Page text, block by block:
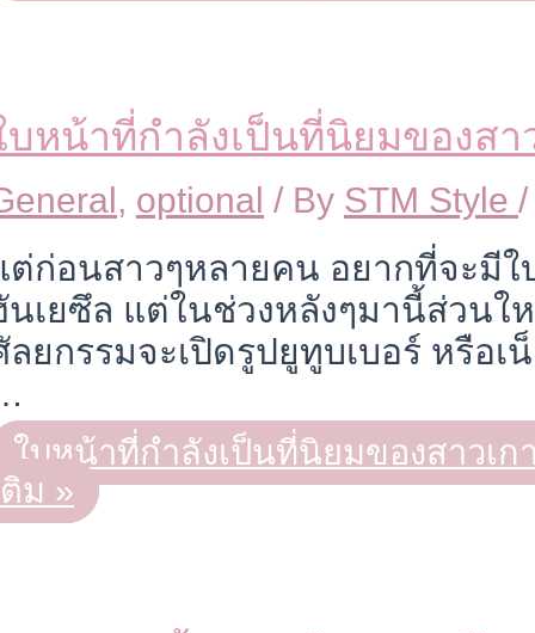
บหน้าที่กำลังเป็นที่นิยมของส
, optional / By STM Style
ต่ก่อนสาวๆหลายคน อยากที่จะมี
นเยซึล แต่ในช่วงหลังๆมานี้ส่วน
ลยกรรมจะเปิดรูปยูทูบเบอร์ หรือเ
ใบหน้าที่กำลังเป็นที่นิยมของสาวเ
ม »